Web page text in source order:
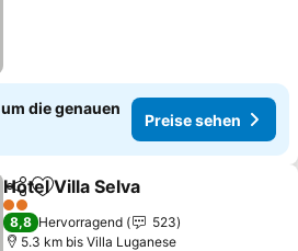
die genauen
Preise sehen
TeilenZu Favoriten hinzufügen
Hotel Villa Selva
2 Sterne
8,8 Hervorragend
523
5.3 km bis Villa Luganese